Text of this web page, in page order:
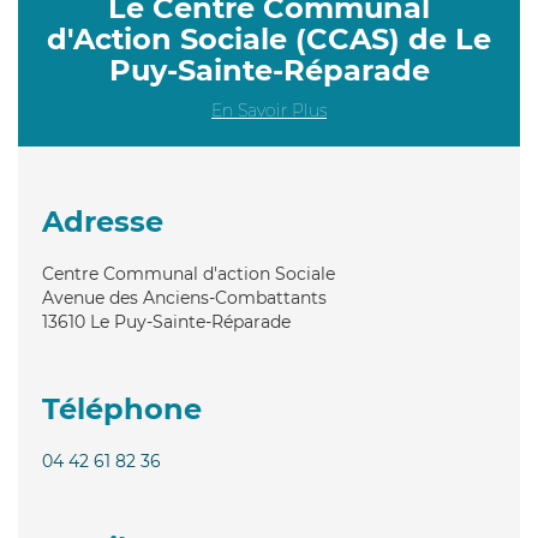
Le Centre Communal
d'Action Sociale (CCAS) de Le
Puy-Sainte-Réparade
En Savoir Plus
Adresse
Centre Communal d'action Sociale
Avenue des Anciens-Combattants
13610 Le Puy-Sainte-Réparade
Téléphone
04 42 61 82 36